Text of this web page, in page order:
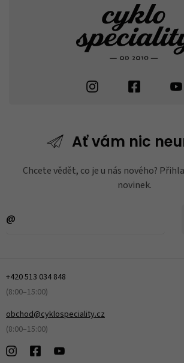
Ať vám nic
Chcete vědět, co je u nás nového?
novinek.
+420 513 034 848
(8:00–15:00)
obchod@cyklospeciality.cz
(8:00–15:00)